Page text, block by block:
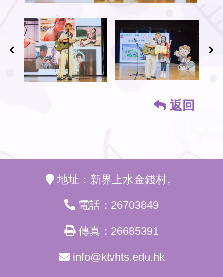
返回
地址：新界上水金錢村。
電話：26703849
傳真：26685391
info@ktvhts.edu.hk